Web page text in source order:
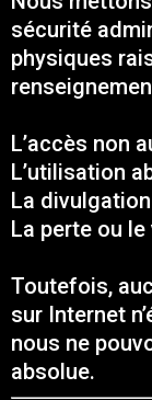
sécurité
physiques
L’accès non
L’utilisation
La divulgation
La perte ou le
Toutefois,
sur Internet
nous ne
absolue.